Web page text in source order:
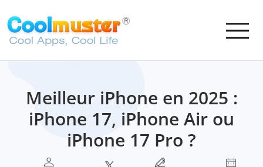
Meilleur iPhone en 2025 :
iPhone 17, iPhone Air ou
iPhone 17 Pro ?